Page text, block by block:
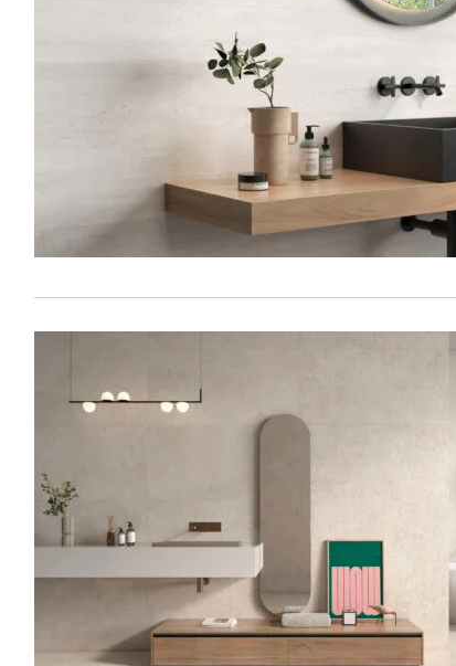
Laukiame Jūsų „Apdailos namai“ salone Vilniuje, kuriame
platų asortimentą ir daugybę palankių, sutaupyti leisiančių